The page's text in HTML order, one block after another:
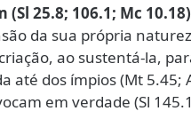
(Sl 25.8; 106.1; Mc
da sua própria
ao sustentá-la,
até dos ímpios (Mt
em verdade (Sl